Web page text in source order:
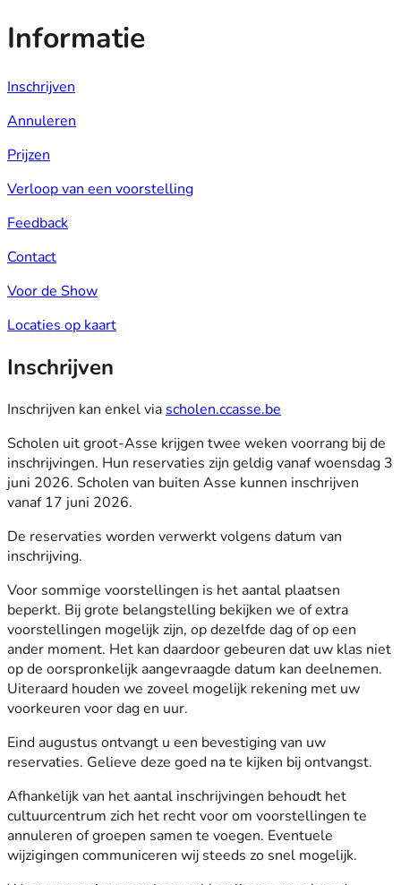
Informatie
Inschrijven
Annuleren
Prijzen
Verloop van een voorstelling
Feedback
Contact
Voor de Show
Locaties op kaart
Inschrijven
Inschrijven kan enkel via scholen.ccasse.be
Scholen uit groot-Asse krijgen twee weken voorrang bij de
inschrijvingen. Hun reservaties zijn geldig vanaf woensdag 3
juni 2026. Scholen van buiten Asse kunnen inschrijven
vanaf 17 juni 2026.
De reservaties worden verwerkt volgens datum van
inschrijving.
Voor sommige voorstellingen is het aantal plaatsen
beperkt. Bij grote belangstelling bekijken we of extra
voorstellingen mogelijk zijn, op dezelfde dag of op een
ander moment. Het kan daardoor gebeuren dat uw klas niet
op de oorspronkelijk aangevraagde datum kan deelnemen.
Uiteraard houden we zoveel mogelijk rekening met uw
voorkeuren voor dag en uur.
Eind augustus ontvangt u een bevestiging van uw
reservaties. Gelieve deze goed na te kijken bij ontvangst.
Afhankelijk van het aantal inschrijvingen behoudt het
cultuurcentrum zich het recht voor om voorstellingen te
annuleren of groepen samen te voegen. Eventuele
wijzigingen communiceren wij steeds zo snel mogelijk.